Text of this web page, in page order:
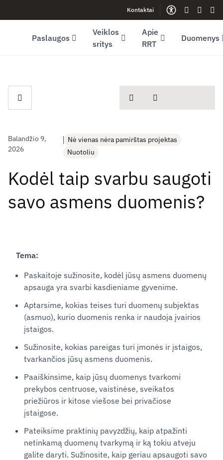
Youtube (opens in new window)Kontaktai
Gestų
Paslaugos
Veiklos
sritys
Apie
RRT
Duomenys
spausdintiDalintis
Balandžio 9,
2026
Nė vienas nėra pamirštas projektas
Nuotoliu
Kodėl taip svarbu saugoti
savo asmens duomenis?
Tema:
Paskaitoje sužinosite, kodėl jūsų asmens duomenų
apsauga yra svarbi kasdieniame gyvenime.
Aptarsime, kokias teises turi duomenų subjektas
(asmuo), kurio duomenis renka ir naudoja įvairios
įstaigos.
Sužinosite, kokias pareigas turi įmonės ir įstaigos,
tvarkančios jūsų asmens duomenis.
Paaiškinsime, kaip jūsų duomenys tvarkomi
prekybos centruose, vaistinėse, sveikatos
priežiūros ir kitose viešose bei privačiose
įstaigose.
Pateiksime praktinių pavyzdžių, kaip atpažinti
netinkamą duomenų tvarkymą ir ką tokiu atveju
galite daryti. Sužinosite, kaip geriau apsaugoti savo